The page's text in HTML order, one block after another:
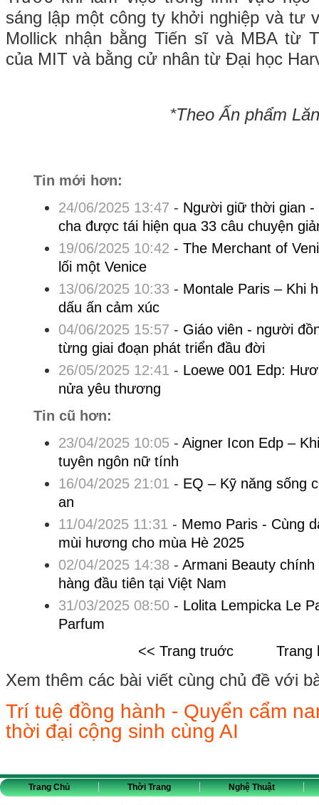
sáng lập một công ty khởi nghiệp và tư
Mollick nhận bằng Tiến sĩ và MBA từ
của MIT và bằng cử nhân từ Đại học
*Theo Ấn phẩm
Tin mới hơn:
24/06/2025 13:47 - Người giữ thời gian
cha được tái hiện qua 33 câu chuyện
19/06/2025 10:42 - The Merchant of
lối một Venice
13/06/2025 10:33 - Montale Paris – Khi
dấu ấn cảm xúc
04/06/2025 15:57 - Giáo viên - người
từng giai đoạn phát triển đầu đời
26/05/2025 12:41 - Loewe 001 Edp:
nửa yêu thương
Tin cũ hơn:
23/04/2025 10:05- Aigner Icon Edp –
tuyên ngôn nữ tính
16/04/2025 21:01 - EQ – Kỹ năng sống
an
11/04/2025 11:31 - Memo Paris - Cùng
mùi hương cho mùa Hè 2025
02/04/2025 14:38 - Armani Beauty
hàng đầu tiên tại Việt Nam
31/03/2025 08:50- Lolita Lempicka Le
Parfum
<< Trang truớc
Trang
Xem thêm các bài viết cùng chủ đề với
Trí tuệ đồng hành - Quyển cẩm
thời đại cộng sinh cùng AI
Trang Chủ Thời Trang Nghệ Thuật